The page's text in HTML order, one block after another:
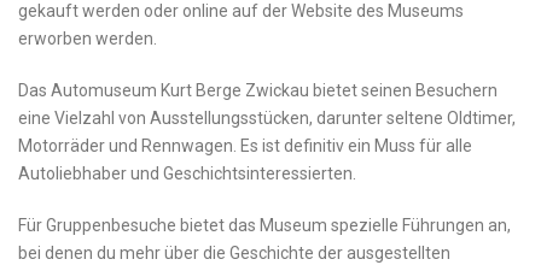
gekauft werden⁤ oder‌ online auf der ⁢Website ‌des ⁢Museums
erworben ⁤werden.
Das⁣ Automuseum⁤ Kurt Berge Zwickau bietet seinen Besuchern ​
eine‌ Vielzahl von Ausstellungsstücken, darunter seltene Oldtimer,
Motorräder⁣ und Rennwagen. Es ist definitiv ein Muss für alle
Autoliebhaber ​und Geschichtsinteressierten.
Für Gruppenbesuche ​bietet‌ das Museum spezielle Führungen an,
bei denen ‍du mehr ⁤über die⁢ Geschichte der ausgestellten